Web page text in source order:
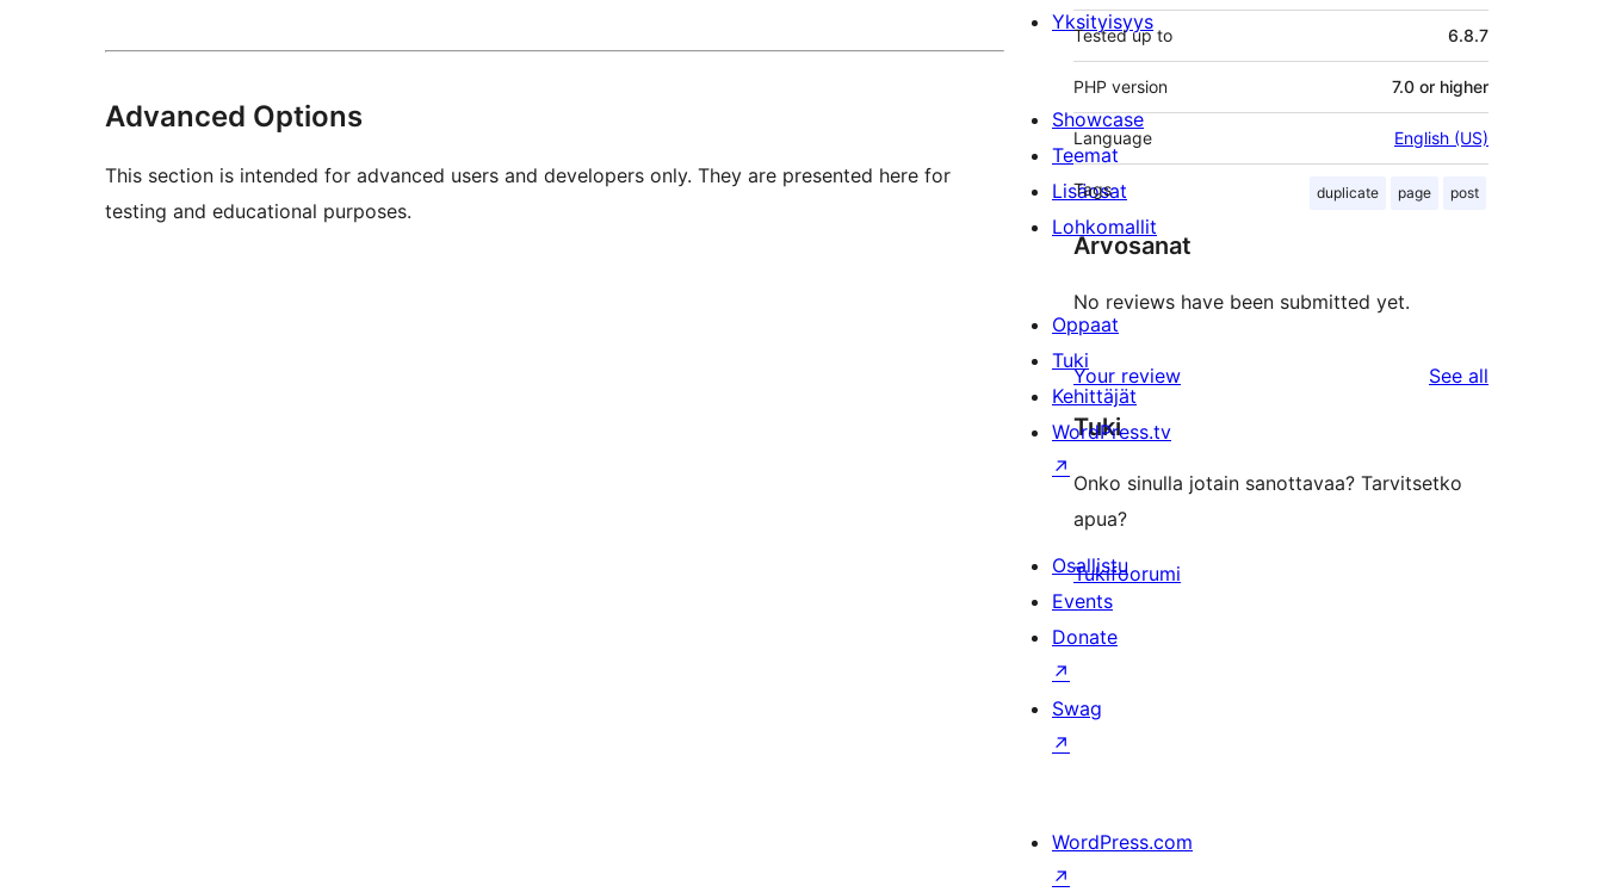
Advanced Options
This section is intended for advanced users and developers only. They are presented here for
testing and educational purposes.
Tested up to 6.8.7
PHP version 7.0 or higher
Language English (US)
Tags duplicate page post
Arvosanat
No reviews have been submitted yet.
Your review See all
Tuki
Onko sinulla jotain sanottavaa? Tarvitsetko
apua?
Tukifoorumi
Yksityisyys
Showcase
Teemat
Lisäosat
Lohkomallit
Oppaat
Tuki
Kehittäjät
WordPress.tv
↗
Osallistu
Events
Donate
↗
Swag
↗
WordPress.com
↗